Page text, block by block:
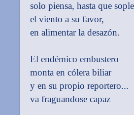
solo piensa, hasta que sople
el viento a su favor,
en alimentar la desazón.
El endémico embustero
monta en cólera biliar
y en su propio reportero...
va fraguandose capaz